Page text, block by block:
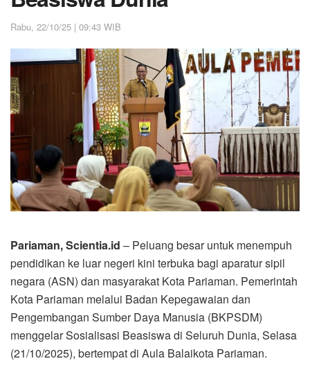
Rabu, 22/10/25 | 09:43 WIB
Pariaman, Scientia.id – Peluang besar untuk menempuh
pendidikan ke luar negeri kini terbuka bagi aparatur sipil
negara (ASN) dan masyarakat Kota Pariaman. Pemerintah
Kota Pariaman melalui Badan Kepegawaian dan
Pengembangan Sumber Daya Manusia (BKPSDM)
menggelar Sosialisasi Beasiswa di Seluruh Dunia, Selasa
(21/10/2025), bertempat di Aula Balaikota Pariaman.